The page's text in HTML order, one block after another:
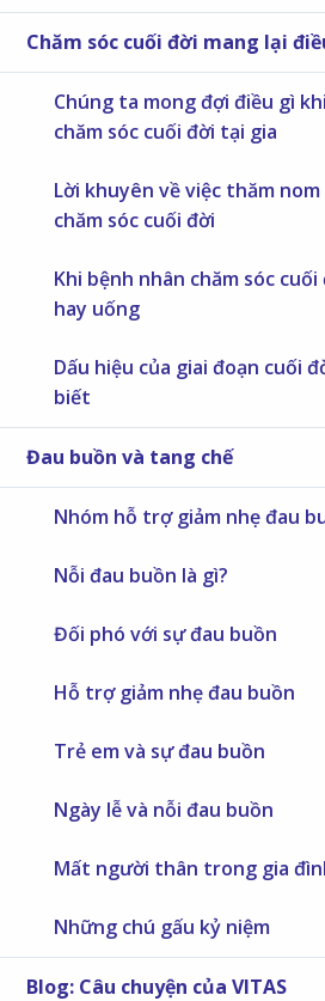
Chăm sóc cuối đời mang lại
Chúng ta mong đợi điều gì
chăm sóc cuối đời tại gia
Lời khuyên về việc thăm
chăm sóc cuối đời
Khi bệnh nhân chăm sóc
hay uống
Dấu hiệu của giai đoạn cuối
biết
Đau buồn và tang chế
Nhóm hỗ trợ giảm nhẹ đau
Nỗi đau buồn là gì?
Đối phó với sự đau buồn
Hỗ trợ giảm nhẹ đau buồn
Trẻ em và sự đau buồn
Ngày lễ và nỗi đau buồn
Mất người thân trong gia
Những chú gấu kỷ niệm
Blog: Câu chuyện của VITAS